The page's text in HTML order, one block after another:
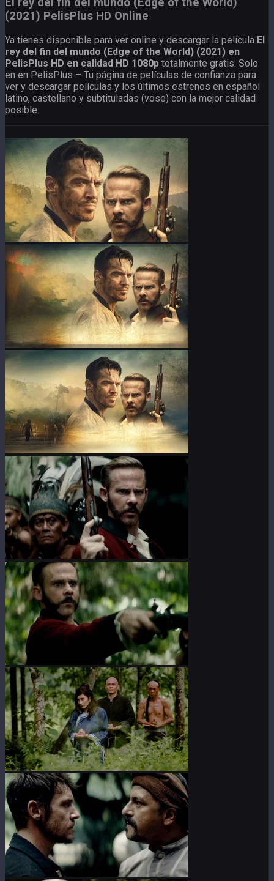
(2021) PelisPlus HD Online
Ya tienes disponible para ver online y descargar la película El
rey del fin del mundo (Edge of the World) (2021) en
PelisPlus HD en calidad HD 1080p totalmente gratis. Solo
en en PelisPlus – Tu página de películas de confianza para
ver y descargar películas y los últimos estrenos en español
latino, castellano y subtituladas (vose) con la mejor calidad
posible.